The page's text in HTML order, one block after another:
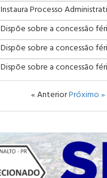
Instaura Processo
Dispõe sobre a concessão
Dispõe sobre a concessão
Dispõe sobre a concessão
« AnteriorPróximo »